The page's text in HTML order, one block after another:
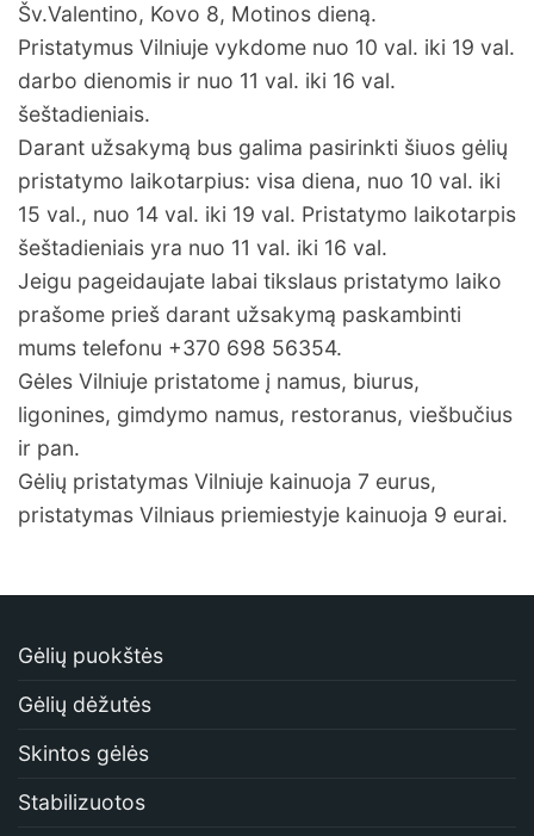
Šv.Valentino, Kovo 8, Motinos dieną.
Pristatymus Vilniuje vykdome nuo 10 val. iki 19 val.
darbo dienomis ir nuo 11 val. iki 16 val.
šeštadieniais.
Darant užsakymą bus galima pasirinkti šiuos gėlių
pristatymo laikotarpius: visa diena, nuo 10 val. iki
15 val., nuo 14 val. iki 19 val. Pristatymo laikotarpis
šeštadieniais yra nuo 11 val. iki 16 val.
Jeigu pageidaujate labai tikslaus pristatymo laiko
prašome prieš darant užsakymą paskambinti
mums telefonu +370 698 56354.
Gėles Vilniuje pristatome į namus, biurus,
ligonines, gimdymo namus, restoranus, viešbučius
ir pan.
Gėlių pristatymas Vilniuje kainuoja 7 eurus,
pristatymas Vilniaus priemiestyje kainuoja 9 eurai.
Gėlių puokštės
Gėlių dėžutės
Skintos gėlės
Stabilizuotos